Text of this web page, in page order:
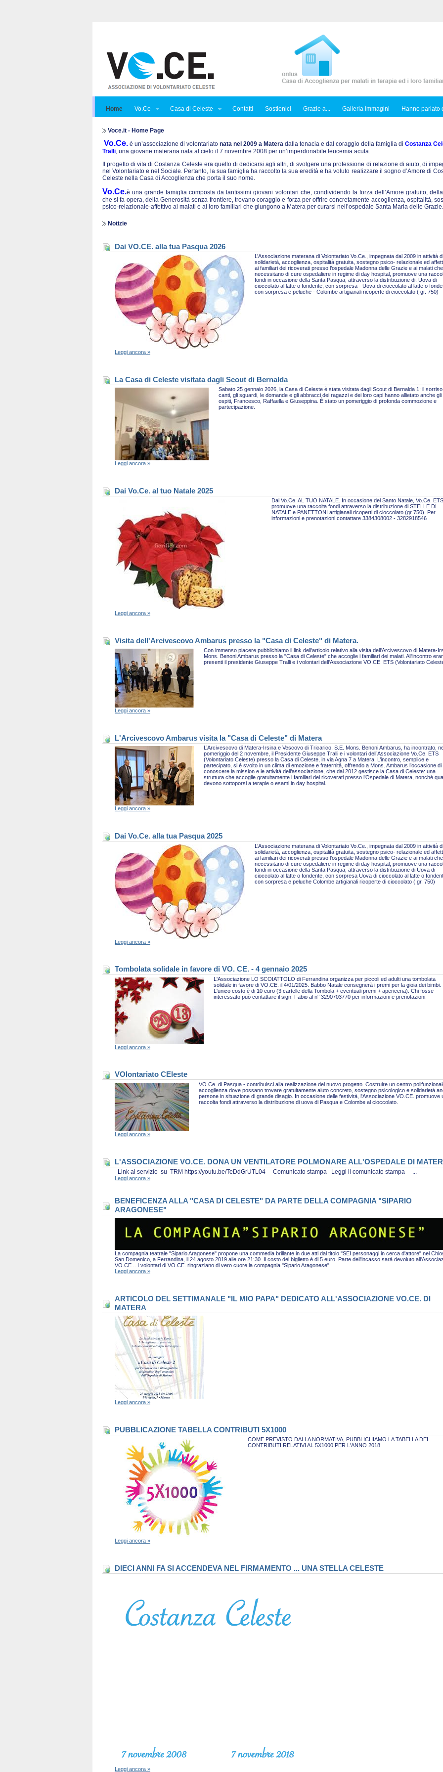
Home Vo.Ce Casa di Celeste Contatti Sostienici Grazie a... Galleria Immagini Hanno parlato
Voce.it - Home Page
Vo.Ce. è un’associazione di volontariato nata nel 2009 a Matera dalla tenacia e dal coraggio della famiglia di Costanza
Tralli, una giovane materana nata al cielo il 7 novembre 2008 per un’imperdonabile leucemia acuta.
Il progetto di vita di Costanza Celeste era quello di dedicarsi agli altri, di svolgere una professione di relazione di aiuto, di
nel Volontariato e nel Sociale. Pertanto, la sua famiglia ha raccolto la sua eredità e ha voluto realizzare il sogno d’Amore di
Celeste nella Casa di Accoglienza che porta il suo nome.
Vo.Ce.è una grande famiglia composta da tantissimi giovani volontari che, condividendo la forza dell’Amore gratuito,
che si fa opera, della Generosità senza frontiere, trovano coraggio e forza per offrire concretamente accoglienza, ospitalità,
psico-relazionale-affettivo ai malati e ai loro familiari che giungono a Matera per curarsi nell’ospedale Santa Maria delle Grazie.
Notizie
Dai VO.CE. alla tua Pasqua 2026
L’Associazione materana di Volontariato Vo.Ce., impegnata dal 2009 in attività di
solidarietà, accoglienza, ospitalità gratuita, sostegno psico- relazionale ed
ai familiari dei ricoverati presso l’ospedale Madonna delle Grazie e ai malati che
necessitano di cure ospedaliere in regime di day hospital, promuove una
fondi in occasione della Santa Pasqua, attraverso la distribuzione di: Uova di
cioccolato al latte o fondente, con sorpresa - Uova di cioccolato al latte o
con sorpresa e peluche - Colombe artigianali ricoperte di cioccolato ( gr. 750)
Leggi ancora »
La Casa di Celeste visitata dagli Scout di Bernalda
Sabato 25 gennaio 2026, la Casa di Celeste è stata visitata dagli Scout di Bernalda 1: il
canti, gli sguardi, le domande e gli abbracci dei ragazzi e dei loro capi hanno allietato anche gli
ospiti, Francesco, Raffaella e Giuseppina. È stato un pomeriggio di profonda commozione e
partecipazione.
Leggi ancora »
Dai Vo.Ce. al tuo Natale 2025
Dai Vo.Ce. AL TUO NATALE. In occasione del Santo Natale, Vo.Ce. ETS
promuove una raccolta fondi attraverso la distribuzione di STELLE DI
NATALE e PANETTONI artigianali ricoperti di cioccolato (gr 750). Per
informazioni e prenotazioni contattare 3384308002 - 3282918546
Leggi ancora »
Visita dell'Arcivescovo Ambarus presso la "Casa di Celeste" di Matera.
Con immenso piacere pubblichiamo il link dell'articolo relativo alla visita dell'Arcivescovo di Matera-
Mons. Benoni Ambarus presso la "Casa di Celeste" che accoglie i familiari dei malati. All'incontro
presenti il presidente Giuseppe Tralli e i volontari dell'Associazione VO.CE. ETS (Volontariato
Leggi ancora »
L'Arcivescovo Ambarus visita la "Casa di Celeste" di Matera
L’Arcivescovo di Matera-Irsina e Vescovo di Tricarico, S.E. Mons. Benoni Ambarus, ha incontrato,
pomeriggio del 2 novembre, il Presidente Giuseppe Tralli e i volontari dell’Associazione Vo.Ce. ETS
(Volontariato Celeste) presso la Casa di Celeste, in via Agna 7 a Matera. L’incontro, semplice e
partecipato, si è svolto in un clima di emozione e fraternità, offrendo a Mons. Ambarus l’occasione di
conoscere la mission e le attività dell’associazione, che dal 2012 gestisce la Casa di Celeste: una
struttura che accoglie gratuitamente i familiari dei ricoverati presso l’Ospedale di Matera, nonché
devono sottoporsi a terapie o esami in day hospital.
Leggi ancora »
Dai Vo.Ce. alla tua Pasqua 2025
L’Associazione materana di Volontariato Vo.Ce., impegnata dal 2009 in attività di
solidarietà, accoglienza, ospitalità gratuita, sostegno psico- relazionale ed
ai familiari dei ricoverati presso l’ospedale Madonna delle Grazie e ai malati che
necessitano di cure ospedaliere in regime di day hospital, promuove una
fondi in occasione della Santa Pasqua, attraverso la distribuzione di Uova di
cioccolato al latte o fondente, con sorpresa Uova di cioccolato al latte o
con sorpresa e peluche Colombe artigianali ricoperte di cioccolato ( gr. 750)
Leggi ancora »
Tombolata solidale in favore di VO. CE. - 4 gennaio 2025
L'Associazione LO SCOIATTOLO di Ferrandina organizza per piccoli ed adulti una tombolata
solidale in favore di VO.CE. il 4/01/2025. Babbo Natale consegnerà i premi per la gioia dei bimbi.
L'unico costo è di 10 euro (3 cartelle della Tombola + eventuali premi + apericena). Chi fosse
interessato può contattare il sign. Fabio al n° 3290703770 per informazioni e prenotazioni.
Leggi ancora »
VOlontariato CEleste
VO.Ce. di Pasqua - contribuisci alla realizzazione del nuovo progetto. Costruire un centro
accoglienza dove possano trovare gratuitamente aiuto concreto, sostegno psicologico e solidarietà
persone in situazione di grande disagio. In occasione delle festività, l'Associazione VO.CE. promuove
raccolta fondi attraverso la distribuzione di uova di Pasqua e Colombe al cioccolato.
Leggi ancora »
L'ASSOCIAZIONE VO.CE. DONA UN VENTILATORE POLMONARE ALL'OSPEDALE DI
Link al servizio su TRM https://youtu.be/TeDdGrUTL04 Comunicato stampa Leggi il comunicato stampa ...
Leggi ancora »
BENEFICENZA ALLA "CASA DI CELESTE" DA PARTE DELLA COMPAGNIA "SIPARIO
ARAGONESE"
La compagnia teatrale "Sipario Aragonese" propone una commedia brillante in due atti dal titolo "SEI personaggi in cerca d'attore" nel
San Domenico, a Ferrandina, il 24 agosto 2019 alle ore 21:30. Il costo del biglietto è di 5 euro. Parte dell'incasso sarà devoluto
VO.CE .. I volontari di VO.CE. ringraziano di vero cuore la compagnia "Sipario Aragonese"
Leggi ancora »
ARTICOLO DEL SETTIMANALE "IL MIO PAPA" DEDICATO ALL'ASSOCIAZIONE VO.CE. DI
MATERA
Leggi ancora »
PUBBLICAZIONE TABELLA CONTRIBUTI 5X1000
COME PREVISTO DALLA NORMATIVA, PUBBLICHIAMO LA TABELLA DEI
CONTRIBUTI RELATIVI AL 5X1000 PER L'ANNO 2018
Leggi ancora »
DIECI ANNI FA SI ACCENDEVA NEL FIRMAMENTO ... UNA STELLA CELESTE
Leggi ancora »